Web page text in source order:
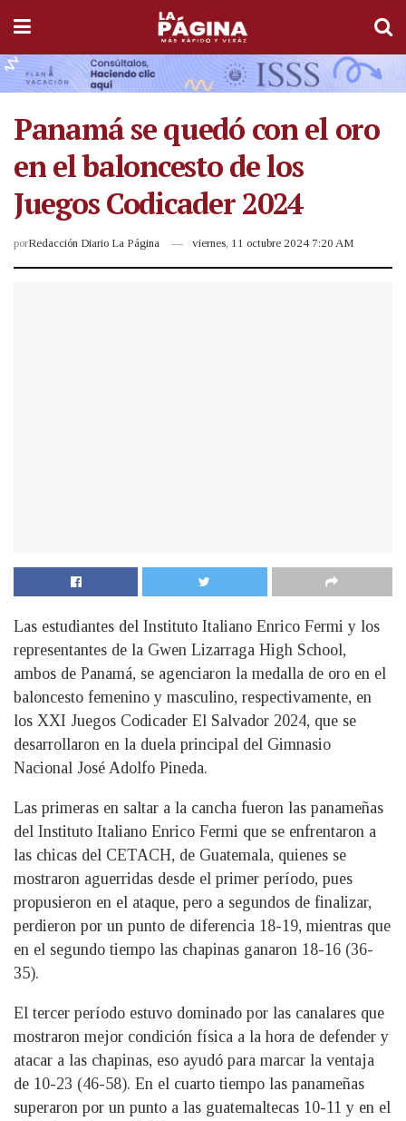
Panamá se quedó con el oro
en el baloncesto de los
Juegos Codicader 2024
porRedacción Diario La Página viernes, 11 octubre 2024 7:20 AM
Las estudiantes del Instituto Italiano Enrico Fermi y los
representantes de la Gwen Lizarraga High School,
ambos de Panamá, se agenciaron la medalla de oro en el
baloncesto femenino y masculino, respectivamente, en
los XXI Juegos Codicader El Salvador 2024, que se
desarrollaron en la duela principal del Gimnasio
Nacional José Adolfo Pineda.
Las primeras en saltar a la cancha fueron las panameñas
del Instituto Italiano Enrico Fermi que se enfrentaron a
las chicas del CETACH, de Guatemala, quienes se
mostraron aguerridas desde el primer período, pues
propusieron en el ataque, pero a segundos de finalizar,
perdieron por un punto de diferencia 18-19, mientras que
en el segundo tiempo las chapinas ganaron 18-16 (36-
35).
El tercer período estuvo dominado por las canalares que
mostraron mejor condición física a la hora de defender y
atacar a las chapinas, eso ayudó para marcar la ventaja
de 10-23 (46-58). En el cuarto tiempo las panameñas
superaron por un punto a las guatemaltecas 10-11 y en el